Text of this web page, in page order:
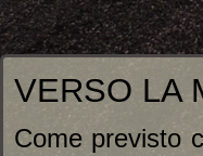
VERSO LA
Come previsto